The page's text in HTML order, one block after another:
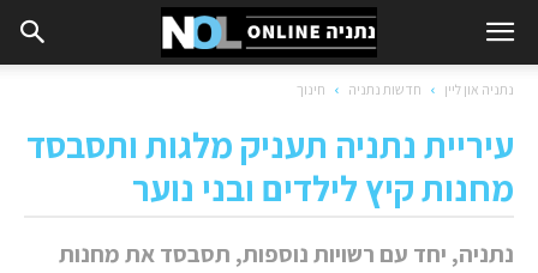
נתניה און ליין חדשות נתניה חינוך
עיריית נתניה תעניק מלגות ותסבסד
מחנות קיץ לילדים ובני נוער
נתניה, יחד עם רשויות נוספות, תסבסד את מחנות